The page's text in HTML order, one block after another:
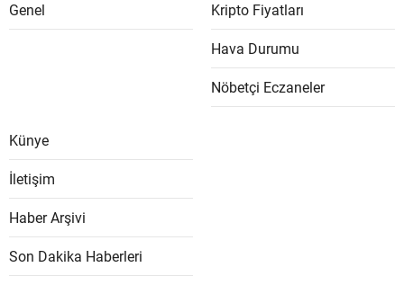
Genel Kripto Fiyatları
Hava Durumu
Nöbetçi Eczaneler
Künye
İletişim
Haber Arşivi
Son Dakika Haberleri